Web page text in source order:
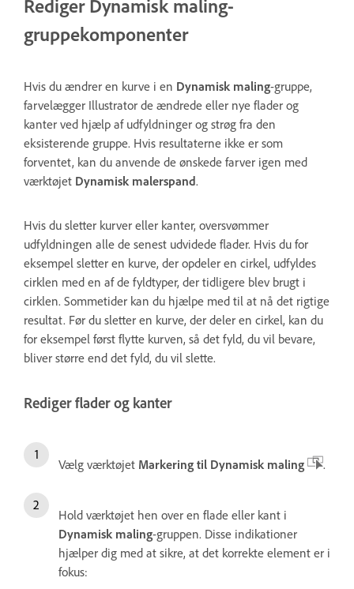
Rediger Dynamisk maling-
gruppekomponenter
Hvis du ændrer en kurve i en Dynamisk maling-gruppe,
farvelægger Illustrator de ændrede eller nye flader og
kanter ved hjælp af udfyldninger og strøg fra den
eksisterende gruppe. Hvis resultaterne ikke er som
forventet, kan du anvende de ønskede farver igen med
værktøjet Dynamisk malerspand.
Hvis du sletter kurver eller kanter, oversvømmer
udfyldningen alle de senest udvidede flader. Hvis du for
eksempel sletter en kurve, der opdeler en cirkel, udfyldes
cirklen med en af de fyldtyper, der tidligere blev brugt i
cirklen. Sommetider kan du hjælpe med til at nå det rigtige
resultat. Før du sletter en kurve, der deler en cirkel, kan du
for eksempel først flytte kurven, så det fyld, du vil bevare,
bliver større end det fyld, du vil slette.
Rediger flader og kanter
Vælg værktøjet Markering til Dynamisk maling .
Hold værktøjet hen over en flade eller kant i
Dynamisk maling-gruppen. Disse indikationer
hjælper dig med at sikre, at det korrekte element er i
fokus: